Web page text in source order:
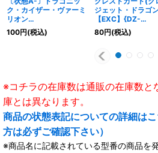
ク・カイザー・ヴァーミ
リオン
THEBLOOD【RRR】
{DZ-BT06/001}《ドラ
100円(税込)
ジェット・ドラゴ
【EXC】{DZ-
BT06/EX18}《ダー
テイツ》
80円(税込)
※コチラの在庫数は通販の在庫数と
庫とは異なります。
商品の状態表記についての詳細は
方は必ずご確認下さい）
※商品名に記載されている型番の商品を